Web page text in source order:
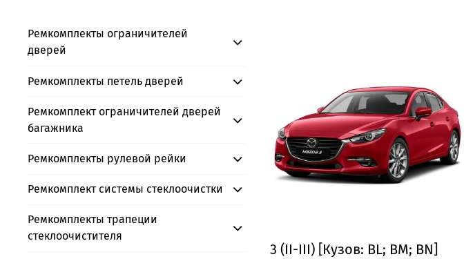
3 (II-III) [Кузов: BL; BM; BN]
Ремкомплекты ограничителей
дверей
Ремкомплекты петель дверей
Ремкомплект ограничителей дверей
багажника
Ремкомплекты рулевой рейки
Ремкомплект системы стеклоочистки
Ремкомплекты трапеции
стеклоочистителя